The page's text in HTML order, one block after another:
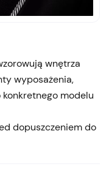
wnętrza
wyposażenia,
modelu
dopuszczeniem do